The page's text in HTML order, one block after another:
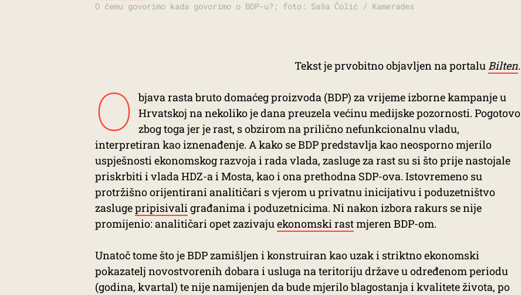
O čemu govorimo kada govorimo o BDP-u?; foto: Saša Čolić / Kamerades
Tekst je prvobitno objavljen na portaluBilten.
O bjava rasta bruto domaćeg proizvoda (BDP) za vrijeme izborne kampanje u
Hrvatskoj na nekoliko je dana preuzela većinu medijske pozornosti. Pogotovo
zbog toga jer je rast, s obzirom na prilično nefunkcionalnu vladu,
interpretiran kao iznenađenje. A kako se BDP predstavlja kao neosporno mjerilo
uspješnosti ekonomskog razvoja i rada vlada, zasluge za rast su si što prije nastojale
priskrbiti i vlada HDZ-a i Mosta, kao i ona prethodna SDP-ova. Istovremeno su
protržišno orijentirani analitičari s vjerom u privatnu inicijativu i poduzetništvo
zaslugepripisivaligrađanima i poduzetnicima. Ni nakon izbora rakurs se nije
promijenio: analitičari opet zazivajuekonomski rastmjeren BDP-om.
Unatoč tome što je BDP zamišljen i konstruiran kao uzak i striktno ekonomski
pokazatelj novostvorenih dobara i usluga na teritoriju države u određenom periodu
(godina, kvartal) te nije namijenjen da bude mjerilo blagostanja i kvalitete života, po